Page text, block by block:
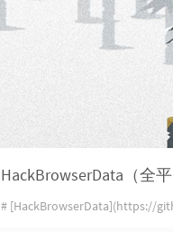
HackBrowserData（全
# [HackBrowserData](https://